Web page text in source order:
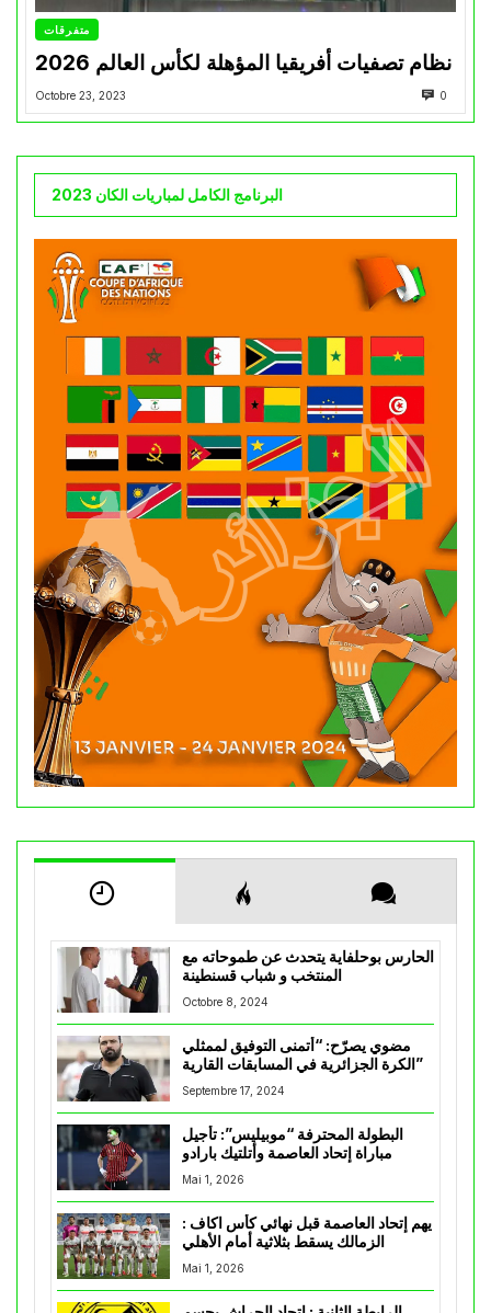
متفرقات
نظام تصفيات أفريقيا المؤهلة لكأس العالم 2026
Octobre 23, 2023 0
البرنامج الكامل لمباريات الكان 2023
الحارس بوحلفاية يتحدث عن طموحاته مع
المنتخب و شباب قسنطينة
Octobre 8, 2024
مضوي يصرّح: “أتمنى التوفيق لممثلي
الكرة الجزائرية في المسابقات القارية”
Septembre 17, 2024
البطولة المحترفة “موبيليس”: تأجيل
مباراة إتحاد العاصمة وأتلتيك بارادو
Mai 1, 2026
يهم إتحاد العاصمة قبل نهائي كأس اكاف :
Mai 1, 2026